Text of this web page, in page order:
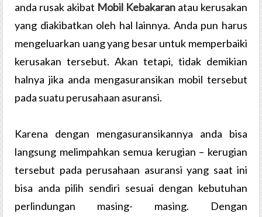
anda rusak akibat Mobil Kebakaran atau kerusakan
yang diakibatkan oleh hal lainnya. Anda pun harus
mengeluarkan uang yang besar untuk memperbaiki
kerusakan tersebut. Akan tetapi, tidak demikian
halnya jika anda mengasuransikan mobil tersebut
pada suatu perusahaan asuransi.
Karena dengan mengasuransikannya anda bisa
langsung melimpahkan semua kerugian – kerugian
tersebut pada perusahaan asuransi yang saat ini
bisa anda pilih sendiri sesuai dengan kebutuhan
perlindungan masing- masing. Dengan